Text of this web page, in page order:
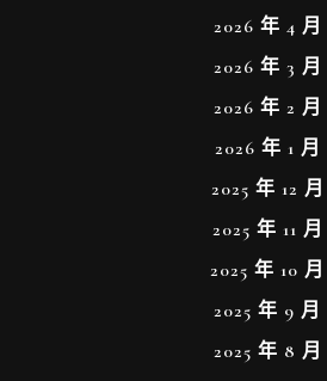
2026 年 4 月
2026 年 3 月
2026 年 2 月
2026 年 1 月
2025 年 12 月
2025 年 11 月
2025 年 10 月
2025 年 9 月
2025 年 8 月